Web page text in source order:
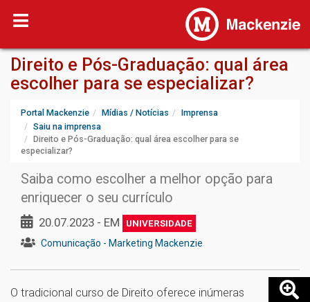
Direito e Pós-Graduação: qual área
escolher para se especializar?
Portal Mackenzie Mídias / Notícias
Imprensa
Saiu na imprensa
Direito e Pós-Graduação: qual área escolher para se
especializar?
Saiba como escolher a melhor opção para
enriquecer o seu currículo
20.07.2023 - EM UNIVERSIDADE
Comunicação - Marketing Mackenzie
O tradicional curso de Direito oferece inúmeras